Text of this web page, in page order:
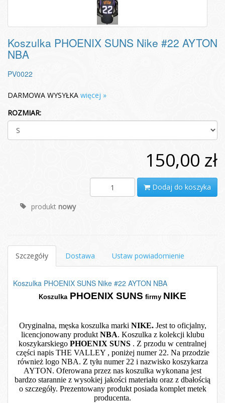
Koszulka PHOENIX SUNS Nike #22 AYTON
NBA
PV0022
DARMOWA WYSYŁKA więcej »
ROZMIAR:
150,00 zł
Dodaj do koszyka
produkt nowy
Szczegóły Dostawa Ustaw powiadomienie
Koszulka PHOENIX SUNS Nike #22 AYTON NBA
KoszulkaPHOENIX SUNS firmy NIKE
Oryginalna, męska koszulka marki NIKE.Jest to oficjalny,
licencjonowany produkt NBA. Koszulka z kolekcji klubu
koszykarskiego PHOENIX SUNS . Z przodu w centralnej
części napis THE VALLEY , poniżej numer 22. Na przodzie
również logo NBA. Z tyłu numer 22 i nazwisko koszykarza
AYTON. Oferowana przez nas koszulka wykonana jest
bardzo starannie z wysokiej jakości materiału oraz z dbałością
o szczegóły. Prezentowany produkt posiada komplet metek
producenta.